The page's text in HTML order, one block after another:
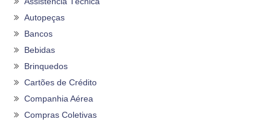
Autopeças
Bancos
Bebidas
Brinquedos
Cartões de Crédito
Companhia Aérea
Compras Coletivas